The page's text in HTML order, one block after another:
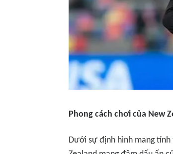
Phong cách chơi của New
Dưới sự định hình mang tính